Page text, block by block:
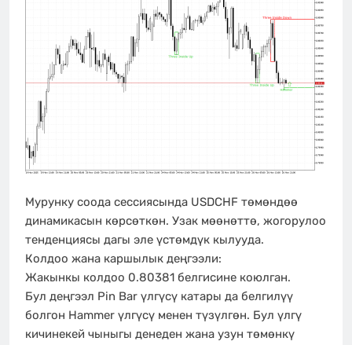
Мурунку соода сессиясында USDCHF төмөндөө
динамикасын көрсөткөн. Узак мөөнөттө, жогорулоо
тенденциясы дагы эле үстөмдүк кылууда.
Колдоо жана каршылык деңгээли:
Жакынкы колдоо 0.80381 белгисине коюлган.
Бул деңгээл Pin Bar үлгүсү катары да белгилүү
болгон Hammer үлгүсү менен түзүлгөн. Бул үлгү
кичинекей чыныгы денеден жана узун төмөнкү